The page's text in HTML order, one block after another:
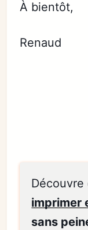
À bientôt,
Renaud
imprimer
sans